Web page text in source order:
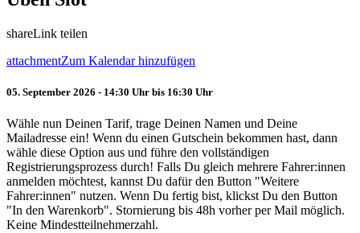
shareLink teilen
attachmentZum Kalendar hinzufügen
05. September 2026 - 14:30 Uhr bis 16:30 Uhr
Wähle nun Deinen Tarif, trage Deinen Namen und Deine
Mailadresse ein! Wenn du einen Gutschein bekommen hast, dann
wähle diese Option aus und führe den vollständigen
Registrierungsprozess durch! Falls Du gleich mehrere Fahrer:innen
anmelden möchtest, kannst Du dafür den Button "Weitere
Fahrer:innen" nutzen. Wenn Du fertig bist, klickst Du den Button
"In den Warenkorb". Stornierung bis 48h vorher per Mail möglich.
Keine Mindestteilnehmerzahl.